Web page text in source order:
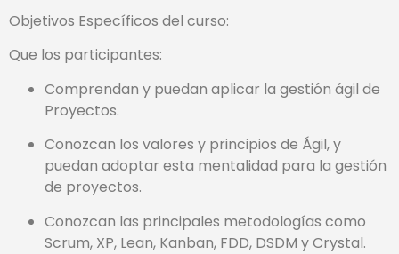
Objetivos Específicos del curso:
Que los participantes:
Comprendan y puedan aplicar la gestión ágil de
Proyectos.
Conozcan los valores y principios de Ágil, y
puedan adoptar esta mentalidad para la gestión
de proyectos.
Conozcan las principales metodologías como
Scrum, XP, Lean, Kanban, FDD, DSDM y Crystal.